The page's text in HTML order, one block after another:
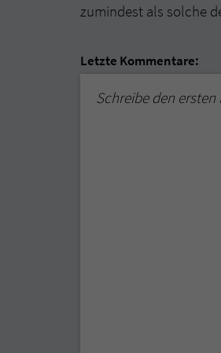
zumindest als solche
Letzte Kommentare:
Schreibe den